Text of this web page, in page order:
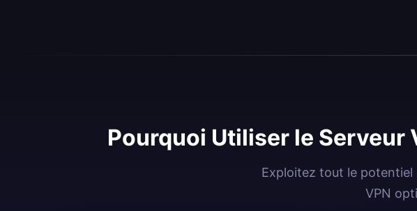
Pourquoi Utiliser le Serveur
Exploitez tout le potentiel
VPN